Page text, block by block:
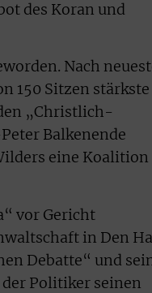
des Koran und
Nach
150 Sitzen stärkste
„Christlich-
Balkenende
eine Koalition
vor Gericht
in Den
Debatte“ und
Politiker seinen